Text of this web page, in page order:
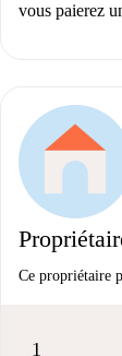
vous paierez
Ce propriétaire
1